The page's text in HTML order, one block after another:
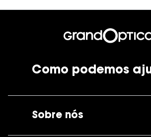
Como podemos
Sobre nós